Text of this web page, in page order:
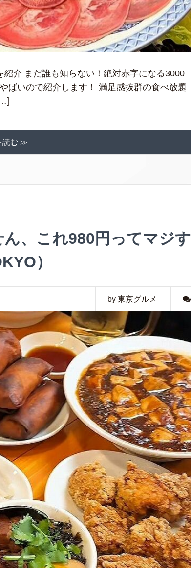
介 まだ誰も知らない！絶対赤字になる3000
ばいので紹介します！ 満足感抜群の食べ放題
読む ≫
ん、これ980円ってマジす
）
by 東京グルメ